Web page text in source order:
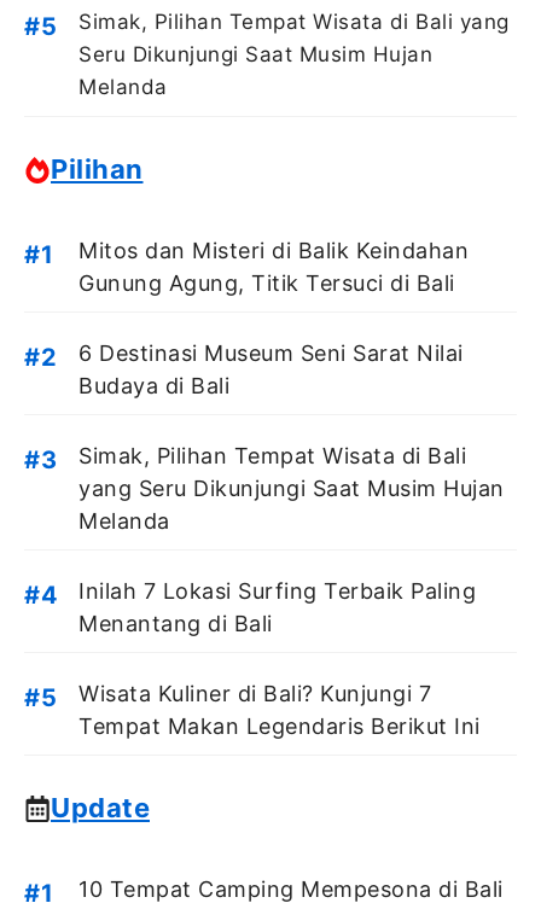
Simak, Pilihan Tempat Wisata di Bali yang
Seru Dikunjungi Saat Musim Hujan
Melanda
Pilihan
Mitos dan Misteri di Balik Keindahan
Gunung Agung, Titik Tersuci di Bali
6 Destinasi Museum Seni Sarat Nilai
Budaya di Bali
Simak, Pilihan Tempat Wisata di Bali
yang Seru Dikunjungi Saat Musim Hujan
Melanda
Inilah 7 Lokasi Surfing Terbaik Paling
Menantang di Bali
Wisata Kuliner di Bali? Kunjungi 7
Tempat Makan Legendaris Berikut Ini
Update
10 Tempat Camping Mempesona di Bali